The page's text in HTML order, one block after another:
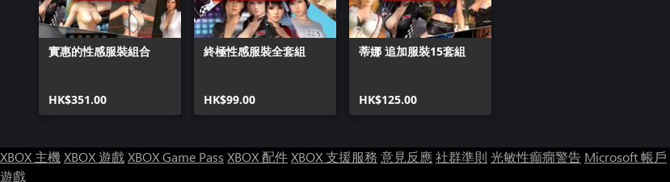
實惠的性感服裝組合
HK$351.00
終極性感服裝全套組
HK$99.00
蒂娜 追加服裝15套組
HK$125.00
XBOX 主機XBOX 遊戲XBOX Game Pass XBOX 配件XBOX 支援服務 意見反應社群準則 光敏性癲癇警告 Microsoft 帳戶
遊戲